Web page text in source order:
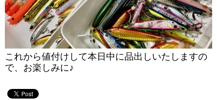
これから値付けして本日中に品出しいたしますの
で、お楽しみに♪